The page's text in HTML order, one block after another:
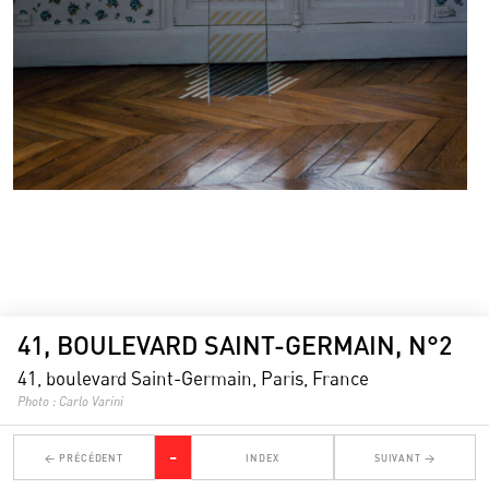
Instagram
Liens
Crédits
← PRÉCÉDENT - INDEX SUIVANT →
41, BOULEVARD SAINT-GERMAIN, N°2
41, boulevard Saint-Germain, Paris, France
Photo : Carlo Varini